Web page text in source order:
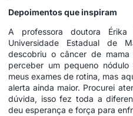
Depoimentos que inspiram
A professora doutora
Universidade Estadual de
descobriu o câncer de
perceber um pequeno
meus exames de rotina, mas
alerta ainda maior. Procurei
dúvida, isso fez toda a
deu esperança e força para